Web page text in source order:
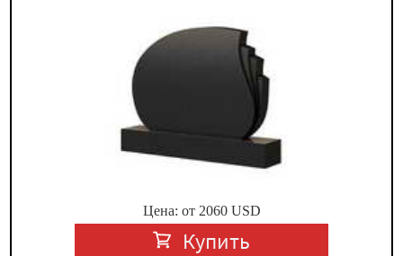
Цена: от 2060USD
Купить